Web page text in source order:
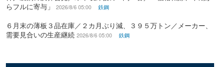
らフルに寄与」
2026/8/6 05:00 鉄鋼
６月末の薄板３品在庫／２カ月ぶり減、３９５万トン／メーカー、
需要見合いの生産継続 2026/8/6 05:00 鉄鋼